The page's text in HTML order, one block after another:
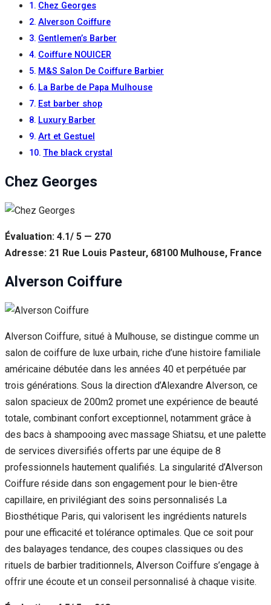
Chez Georges
Alverson Coiffure
Gentlemen’s Barber
Coiffure NOUICER
M&S Salon De Coiffure Barbier
La Barbe de Papa Mulhouse
Est barber shop
Luxury Barber
Art et Gestuel
The black crystal
Chez Georges
Évaluation: 4.1/ 5 — 270
Adresse: 21 Rue Louis Pasteur, 68100 Mulhouse, France
Alverson Coiffure
Alverson Coiffure, situé à Mulhouse, se distingue comme un
salon de coiffure de luxe urbain, riche d’une histoire familiale
américaine débutée dans les années 40 et perpétuée par
trois générations. Sous la direction d’Alexandre Alverson, ce
salon spacieux de 200m2 promet une expérience de beauté
totale, combinant confort exceptionnel, notamment grâce à
des bacs à shampooing avec massage Shiatsu, et une palette
de services diversifiés offerts par une équipe de 8
professionnels hautement qualifiés. La singularité d’Alverson
Coiffure réside dans son engagement pour le bien-être
capillaire, en privilégiant des soins personnalisés La
Biosthétique Paris, qui valorisent les ingrédients naturels
pour une efficacité et tolérance optimales. Que ce soit pour
des balayages tendance, des coupes classiques ou des
rituels de barbier traditionnels, Alverson Coiffure s’engage à
offrir une écoute et un conseil personnalisé à chaque visite.